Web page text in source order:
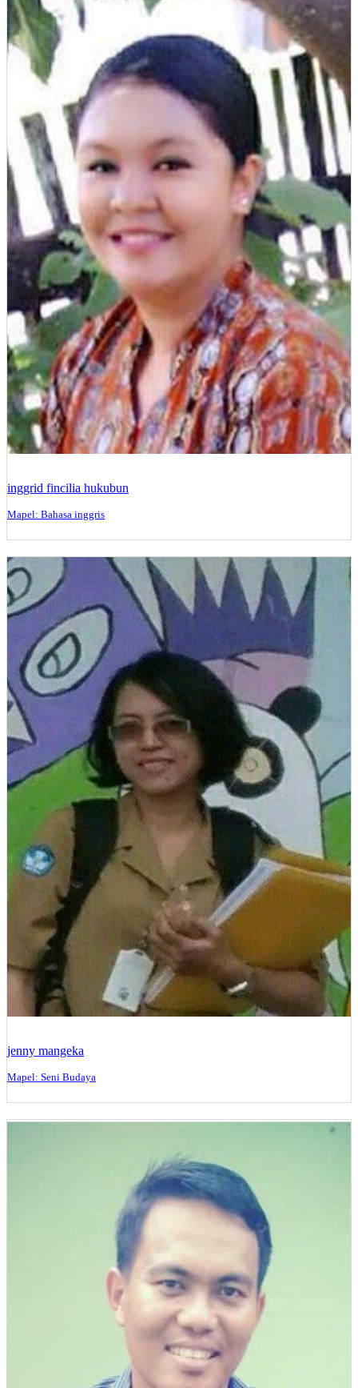
inggrid fincilia hukubun
Mapel: Bahasa inggris
jenny mangeka
Mapel: Seni Budaya